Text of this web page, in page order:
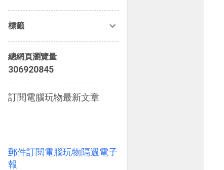
標籤
總網頁瀏覽量
306920845
訂閱電腦玩物最新文章
郵件訂閱電腦玩物隔週電子
報